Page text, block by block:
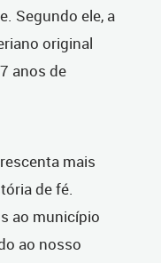
Segundo ele, a
original
anos de
mais
de fé.
ao município
ao nosso